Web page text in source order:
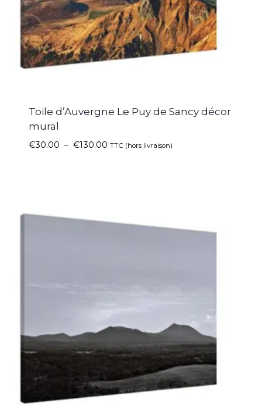
Toile d’Auvergne Le Puy de Sancy décor
mural
€30.00 – €130.00 TTC (hors livraison)